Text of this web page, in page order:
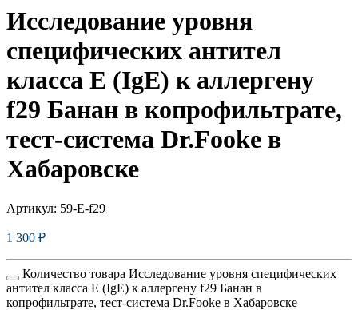
Исследование уровня
специфических антител
класса E (IgE) к аллергену
f29 Банан в копрофильтрате,
тест-система Dr.Fooke в
Хабаровске
Артикул: 59-E-f29
1 300 ₽
Количество товара Исследование уровня специфических
антител класса E (IgE) к аллергену f29 Банан в
копрофильтрате, тест-система Dr.Fooke в Хабаровске